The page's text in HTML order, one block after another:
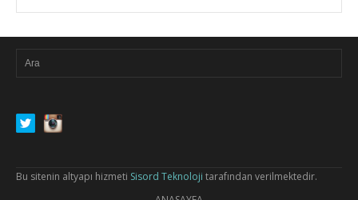
Bu sitenin altyapı hizmeti Sisord Teknoloji tarafından verilmektedir.